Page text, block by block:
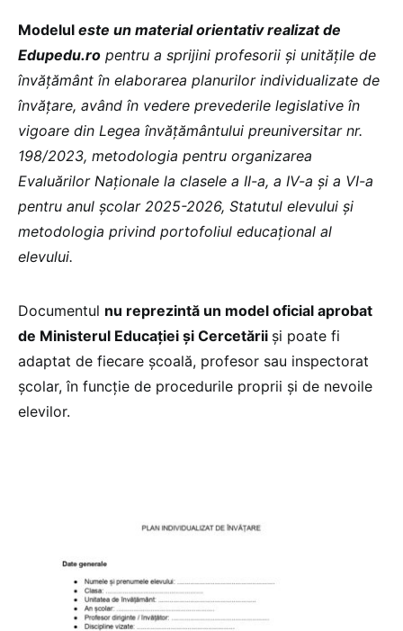
Modelul este un material orientativ realizat de
Edupedu.ro pentru a sprijini profesorii și unitățile de
învățământ în elaborarea planurilor individualizate de
învățare, având în vedere prevederile legislative în
vigoare din Legea învățământului preuniversitar nr.
198/2023, metodologia pentru organizarea
Evaluărilor Naționale la clasele a II-a, a IV-a și a VI-a
pentru anul școlar 2025-2026, Statutul elevului și
metodologia privind portofoliul educațional al
elevului.
Documentul nu reprezintă un model oficial aprobat
de Ministerul Educației și Cercetării și poate fi
adaptat de fiecare școală, profesor sau inspectorat
școlar, în funcție de procedurile proprii și de nevoile
elevilor.